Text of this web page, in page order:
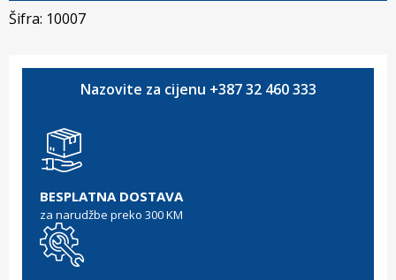
Šifra: 10007
Nazovite za cijenu +387 32 460 333
BESPLATNA DOSTAVA
za narudžbe preko 300 KM